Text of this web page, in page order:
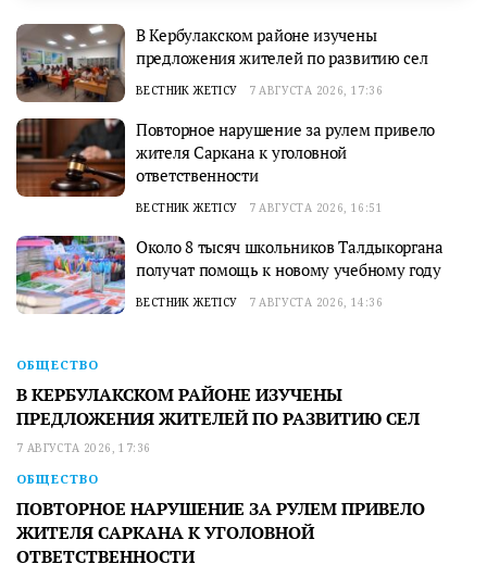
В Кербулакском районе изучены
предложения жителей по развитию сел
ВЕСТНИК ЖЕТІСУ 7 АВГУСТА 2026, 17:36
Повторное нарушение за рулем привело
жителя Саркана к уголовной
ответственности
ВЕСТНИК ЖЕТІСУ 7 АВГУСТА 2026, 16:51
Около 8 тысяч школьников Талдыкоргана
получат помощь к новому учебному году
ВЕСТНИК ЖЕТІСУ 7 АВГУСТА 2026, 14:36
ОБЩЕСТВО
В КЕРБУЛАКСКОМ РАЙОНЕ ИЗУЧЕНЫ
ПРЕДЛОЖЕНИЯ ЖИТЕЛЕЙ ПО РАЗВИТИЮ СЕЛ
7 АВГУСТА 2026, 17:36
ОБЩЕСТВО
ПОВТОРНОЕ НАРУШЕНИЕ ЗА РУЛЕМ ПРИВЕЛО
ЖИТЕЛЯ САРКАНА К УГОЛОВНОЙ
ОТВЕТСТВЕННОСТИ